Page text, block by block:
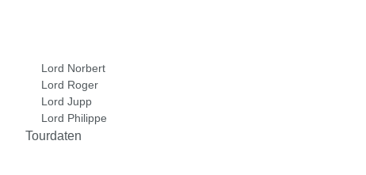
Lord Norbert
Lord Roger
Lord Jupp
Lord Philippe
Tourdaten